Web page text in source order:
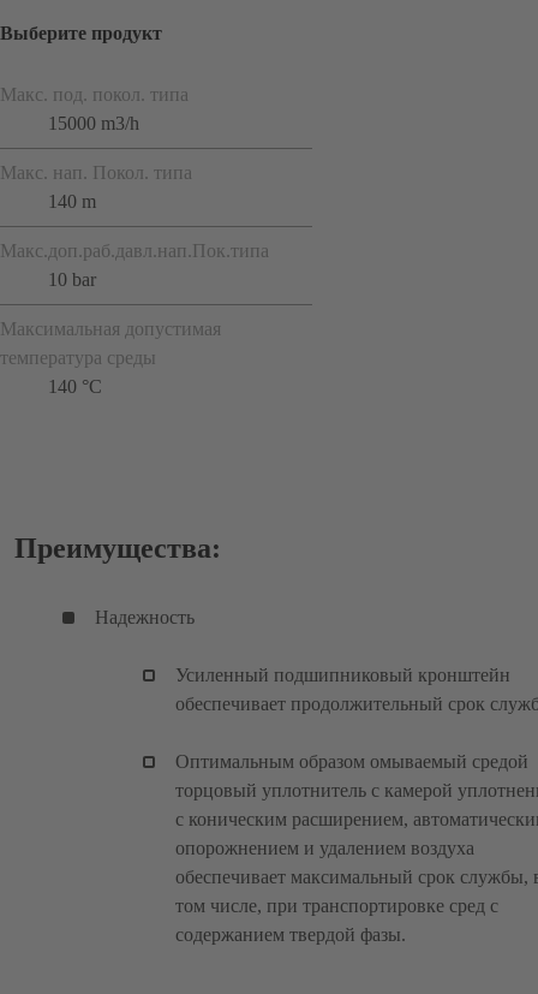
Выберите продукт
Макс. под. покол. типа
15000 m3/h
Макс. нап. Покол. типа
140 m
Макс.доп.раб.давл.нап.Пок.типа
10 bar
Максимальная допустимая
температура среды
140 °C
Преимущества:
Надежность
Усиленный подшипниковый кронштейн
обеспечивает продолжительный срок
Оптимальным образом омываемый средой
торцовый уплотнитель с камерой
с коническим расширением,
опорожнением и удалением воздуха
обеспечивает максимальный срок службы,
том числе, при транспортировке сред с
содержанием твердой фазы.